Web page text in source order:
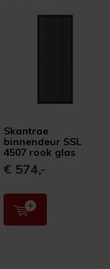
Skantrae
binnendeur SSL
4507 rook glas
€ 574,-